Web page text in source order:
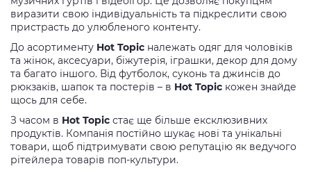
виразити свою індивідуальність та підкреслити свою
пристрасть до улюбленого контенту.
До асортименту Hot Topic належать одяг для чоловіків
та жінок, аксесуари, біжутерія, іграшки, декор для дому
та багато іншого. Від футболок, суконь та джинсів до
рюкзаків, шапок та постерів – в Hot Topic кожен знайде
щось для себе.
З часом в Hot Topic стає ще більше ексклюзивних
продуктів. Компанія постійно шукає нові та унікальні
товари, щоб підтримувати свою репутацію як ведучого
рітейлера товарів поп-культури.